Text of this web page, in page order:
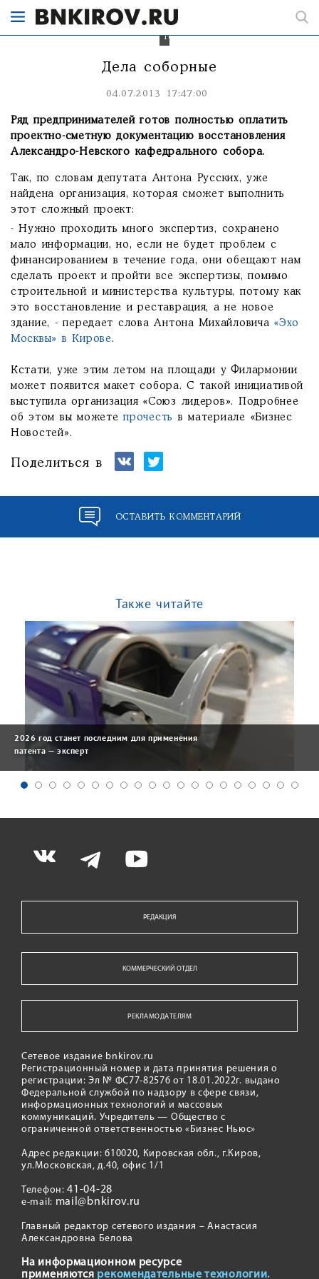
следующем
году
Дела соборные
04.07.2013 17:47:00
Ряд предпринимателей готов полностью оплатить
проектно-сметную документацию восстановления
Александро-Невского кафедрального собора.
Так, по словам депутата Антона Русских, уже
найдена организация, которая сможет выполнить
этот сложный проект:
- Нужно проходить много экспертиз, сохранено
мало информации, но, если не будет проблем с
финансированием в течение года, они обещают нам
сделать проект и пройти все экспертизы, помимо
строительной и министерства культуры, потому как
это восстановление и реставрация, а не новое
здание, - передает слова Антона Михайловича«Эхо
Москвы» в Кирове.
Кстати, уже этим летом на площади у Филармонии
может появится макет собора. С такой инициативой
выступила организация «Союз лидеров». Подробнее
об этом вы можетепрочесть
в материале «Бизнес
Новостей».
Поделиться в
ОСТАВИТЬ КОММЕНТАРИЙ
Также читайте
2026 год станет последним для применения
патента — эксперт
РЕДАКЦИЯ
КОММЕРЧЕСКИЙ ОТДЕЛ
РЕКЛАМОДАТЕЛЯМ
Сетевое издание bnkirov.ru
Регистрационный номер и дата принятия решения о
регистрации: Эл № ФС77-82576 от 18.01.2022г. выдано
Федеральной службой по надзору в сфере связи,
информационных технологий и массовых
коммуникаций. Учредитель — Общество с
ограниченной ответственностью «Бизнес Ньюс»
Адрес редакции: 610020, Кировская обл., г.Киров,
ул.Московская, д.40, офис 1/1
Телефон:41-04-28
e-mail: mail@bnkirov.ru
Главный редактор сетевого издания – Анастасия
Александровна Белова
На информационном ресурсе
применяются рекомендательные технологии.